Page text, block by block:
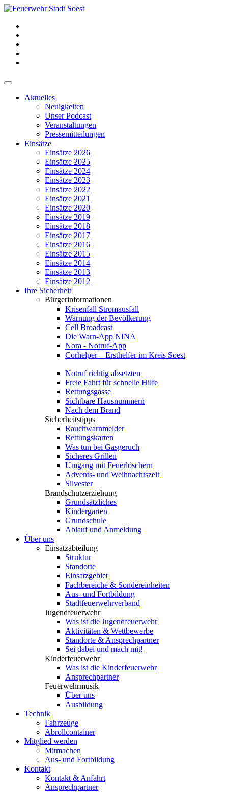
Aktuelles
Neuigkeiten
Unser Podcast
Veranstaltungen
Pressemitteilungen
Einsätze
Einsätze 2026
Einsätze 2025
Einsätze 2024
Einsätze 2023
Einsätze 2022
Einsätze 2021
Einsätze 2020
Einsätze 2019
Einsätze 2018
Einsätze 2017
Einsätze 2016
Einsätze 2015
Einsätze 2014
Einsätze 2013
Einsätze 2012
Ihre Sicherheit
Bürgerinformationen
Krisenfall Stromausfall
Warnung der Bevölkerung
Cell Broadcast
Die Warn-App NINA
Nora - Notruf-App
Corhelper – Ersthelfer im Kreis Soest
Notruf richtig absetzten
Freie Fahrt für schnelle Hilfe
Rettungsgasse
Sichtbare Hausnummern
Nach dem Brand
Sicherheitstipps
Rauchwarnmelder
Rettungskarten
Was tun bei Gasgeruch
Sicheres Grillen
Umgang mit Feuerlöschern
Advents- und Weihnachtszeit
Silvester
Brandschutzerziehung
Grundsätzliches
Kindergarten
Grundschule
Ablauf und Anmeldung
Über uns
Einsatzabteilung
Struktur
Standorte
Einsatzgebiet
Fachbereiche & Sondereinheiten
Aus- und Fortbildung
Stadtfeuerwehrverband
Jugendfeuerwehr
Was ist die Jugendfeuerwehr
Aktivitäten & Wettbewerbe
Standorte & Ansprechpartner
Sei dabei und mach mit!
Kinderfeuerwehr
Was ist die Kinderfeuerwehr
Ansprechpartner
Feuerwehrmusik
Über uns
Ausbildung
Technik
Fahrzeuge
Abrollcontainer
Mitglied werden
Mitmachen
Aus- und Fortbildung
Kontakt
Kontakt & Anfahrt
Ansprechpartner